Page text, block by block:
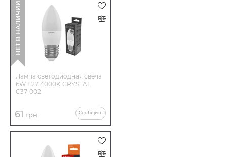
Лампа светодиодная свеча
6W E27 4000K CRYSTAL
C37-002
61 грн Сообщить
НЕТ В НАЛИЧИИ